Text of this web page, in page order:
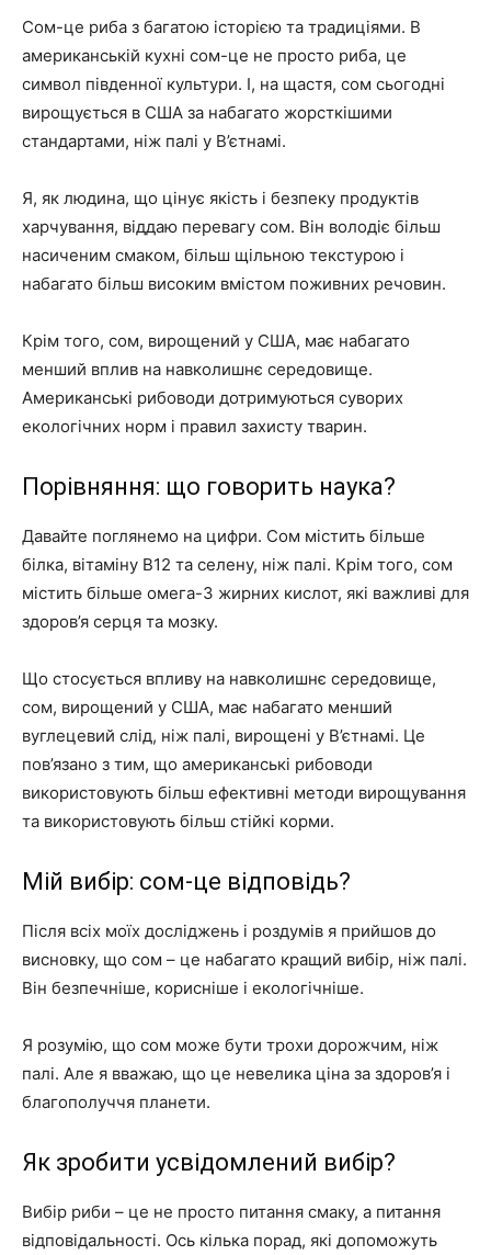
Сом-це риба з багатою історією та традиціями. В
американській кухні сом-це не просто риба, це
символ південної культури. І, на щастя, сом сьогодні
вирощується в США за набагато жорсткішими
стандартами, ніж палі у В’єтнамі.
Я, як людина, що цінує якість і безпеку продуктів
харчування, віддаю перевагу сом. Він володіє більш
насиченим смаком, більш щільною текстурою і
набагато більш високим вмістом поживних речовин.
Крім того, сом, вирощений у США, має набагато
менший вплив на навколишнє середовище.
Американські рибоводи дотримуються суворих
екологічних норм і правил захисту тварин.
Порівняння: що говорить наука?
Давайте поглянемо на цифри. Сом містить більше
білка, вітаміну В12 та селену, ніж палі. Крім того, сом
містить більше омега-3 жирних кислот, які важливі для
здоров’я серця та мозку.
Що стосується впливу на навколишнє середовище,
сом, вирощений у США, має набагато менший
вуглецевий слід, ніж палі, вирощені у В’єтнамі. Це
пов’язано з тим, що американські рибоводи
використовують більш ефективні методи вирощування
та використовують більш стійкі корми.
Мій вибір: сом-це відповідь?
Після всіх моїх досліджень і роздумів я прийшов до
висновку, що сом – це набагато кращий вибір, ніж палі.
Він безпечніше, корисніше і екологічніше.
Я розумію, що сом може бути трохи дорожчим, ніж
палі. Але я вважаю, що це невелика ціна за здоров’я і
благополуччя планети.
Як зробити усвідомлений вибір?
Вибір риби – це не просто питання смаку, а питання
відповідальності. Ось кілька порад, які допоможуть